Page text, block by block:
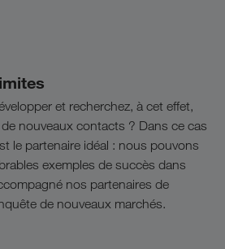
et recherchez, à cet effet,
nouveaux contacts ? Dans ce cas
le partenaire idéal : nous pouvons
exemples de succès dans
nos partenaires de
de nouveaux marchés.